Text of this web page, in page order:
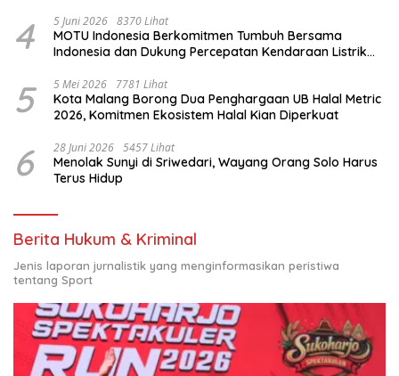
4 5 Juni 2026 8370 Lihat
MOTU Indonesia Berkomitmen Tumbuh Bersama
Indonesia dan Dukung Percepatan Kendaraan Listrik
5 5 Mei 2026 7781 Lihat
Kota Malang Borong Dua Penghargaan UB Halal Metric
2026, Komitmen Ekosistem Halal Kian Diperkuat
6 28 Juni 2026 5457 Lihat
Menolak Sunyi di Sriwedari, Wayang Orang Solo Harus
Terus Hidup
Berita Hukum & Kriminal
Jenis laporan jurnalistik yang menginformasikan peristiwa
tentang Sport